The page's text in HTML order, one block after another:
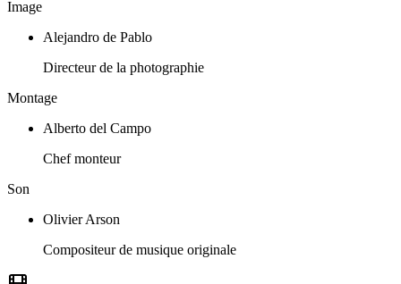
Image
Alejandro de Pablo
Directeur de la photographie
Montage
Alberto del Campo
Chef monteur
Son
Olivier Arson
Compositeur de musique originale